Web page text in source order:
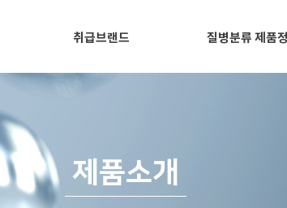
취급브랜드 질병분류 제품
제품소개